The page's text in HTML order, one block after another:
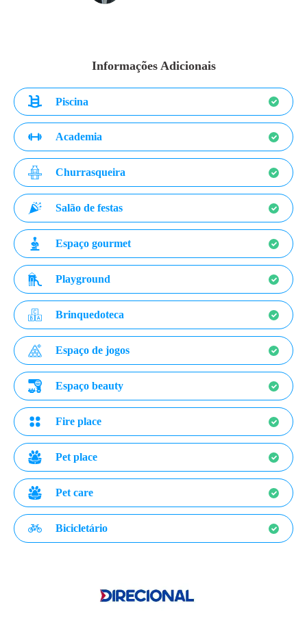
Informações Adicionais
Piscina
Academia
Churrasqueira
Salão de festas
Espaço gourmet
Playground
Brinquedoteca
Espaço de jogos
Espaço beauty
Fire place
Pet place
Pet care
Bicicletário